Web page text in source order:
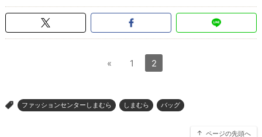
« 1 2
> ファッションセンターしまむら しまむら バッグ
ページの先頭へ